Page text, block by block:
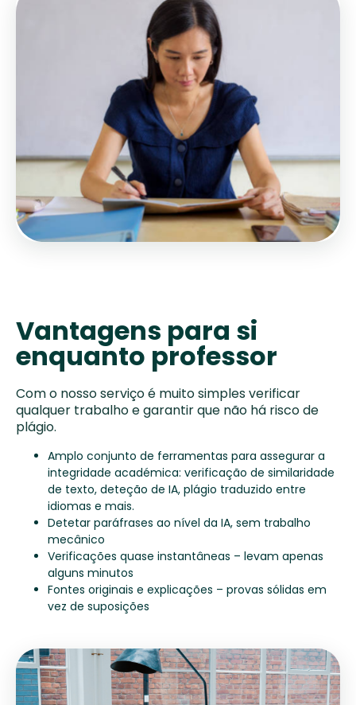
Vantagens para si
enquanto professor
Com o nosso serviço é muito simples verificar
qualquer trabalho e garantir que não há risco de
plágio.
Amplo conjunto de ferramentas para assegurar a
integridade académica: verificação de similaridade
de texto, deteção de IA, plágio traduzido entre
idiomas e mais.
Detetar paráfrases ao nível da IA, sem trabalho
mecânico
Verificações quase instantâneas – levam apenas
alguns minutos
Fontes originais e explicações – provas sólidas em
vez de suposições